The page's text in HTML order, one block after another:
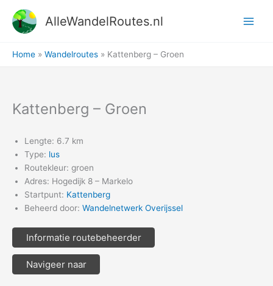
naar
AlleWandelRoutes.nl
Home Wandelroutes Kattenberg – Groen
Kattenberg – Groen
Lengte: 6.7 km
Type: lus
Routekleur: groen
Adres: Hogedijk 8 – Markelo
Startpunt: Kattenberg
Beheerd door: Wandelnetwerk Overijssel
Informatie routebeheerder
Navigeer naar